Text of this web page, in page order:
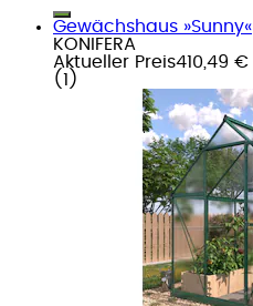
Gewächshaus »Sunny«
KONIFERA
Aktueller Preis410,49 €
( 1 )